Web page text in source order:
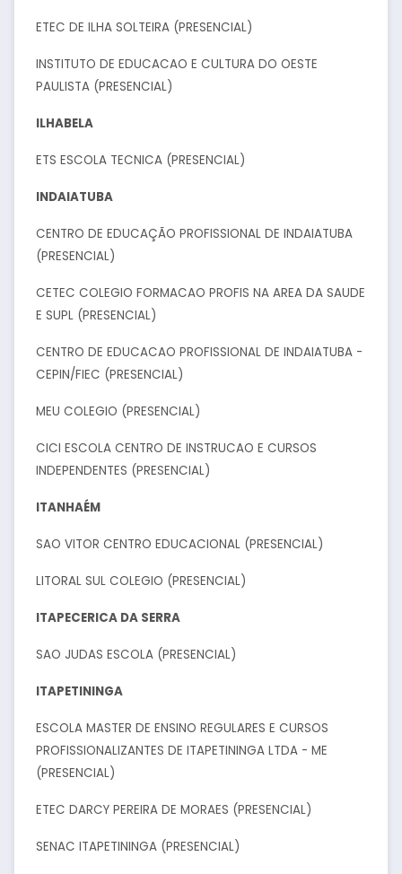
ETEC DE ILHA SOLTEIRA (PRESENCIAL)
INSTITUTO DE EDUCACAO E CULTURA DO OESTE
PAULISTA (PRESENCIAL)
ILHABELA
ETS ESCOLA TECNICA (PRESENCIAL)
INDAIATUBA
CENTRO DE EDUCAÇÃO PROFISSIONAL DE INDAIATUBA
(PRESENCIAL)
CETEC COLEGIO FORMACAO PROFIS NA AREA DA SAUDE
E SUPL (PRESENCIAL)
CENTRO DE EDUCACAO PROFISSIONAL DE INDAIATUBA -
CEPIN/FIEC (PRESENCIAL)
MEU COLEGIO (PRESENCIAL)
CICI ESCOLA CENTRO DE INSTRUCAO E CURSOS
INDEPENDENTES (PRESENCIAL)
ITANHAÉM
SAO VITOR CENTRO EDUCACIONAL (PRESENCIAL)
LITORAL SUL COLEGIO (PRESENCIAL)
ITAPECERICA DA SERRA
SAO JUDAS ESCOLA (PRESENCIAL)
ITAPETININGA
ESCOLA MASTER DE ENSINO REGULARES E CURSOS
PROFISSIONALIZANTES DE ITAPETININGA LTDA - ME
(PRESENCIAL)
ETEC DARCY PEREIRA DE MORAES (PRESENCIAL)
SENAC ITAPETININGA (PRESENCIAL)